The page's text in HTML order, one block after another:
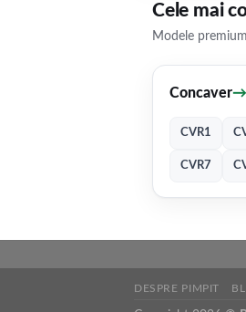
Cele mai
Modele
Concaver→
CVR1
CVR7
DESPRE PIMPIT